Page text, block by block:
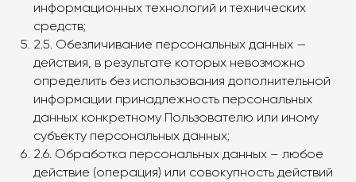
информационных технологий и технических
средств;
2.5. Обезличивание персональных данных —
действия, в результате которых невозможно
определить без использования дополнительной
информации принадлежность персональных
данных конкретному Пользователю или иному
субъекту персональных данных;
2.6. Обработка персональных данных – любое
действие (операция) или совокупность действий